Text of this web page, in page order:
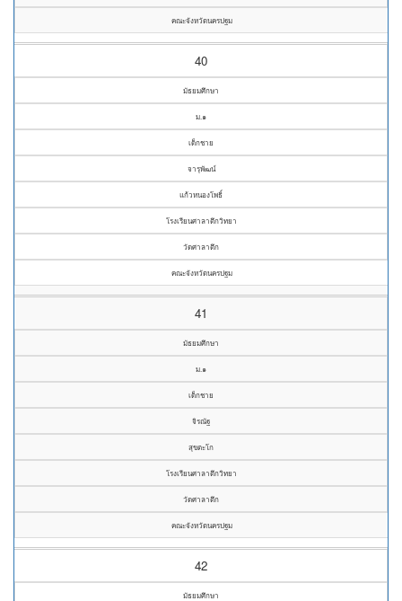
คณะจังหวัดนครปฐม
40
มัธยมศึกษา
ม.๑
เด็กชาย
จารุพัฒน์
แก้วหนองโพธิ์
โรงเรียนศาลาตึกวิทยา
วัดศาลาตึก
คณะจังหวัดนครปฐม
41
มัธยมศึกษา
ม.๑
เด็กชาย
จิรณัฐ
สุขตะโก
โรงเรียนศาลาตึกวิทยา
วัดศาลาตึก
คณะจังหวัดนครปฐม
42
มัธยมศึกษา